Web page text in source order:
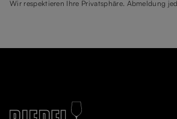
Wir respektieren Ihre Privatsphäre. Abmeldung